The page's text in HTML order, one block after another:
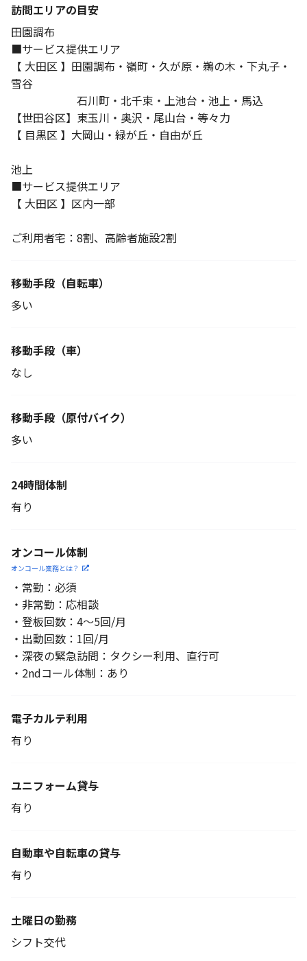
訪問エリアの目安
田園調布
■サービス提供エリア
【 大田区 】田園調布・嶺町・久が原・鵜の木・下丸子・
雪谷
石川町・北千束・上池台・池上・馬込
【世田谷区】東玉川・奥沢・尾山台・等々力
【 目黒区 】大岡山・緑が丘・自由が丘
池上
■サービス提供エリア
【 大田区 】区内一部
ご利用者宅：8割、高齢者施設2割
移動手段 （自転車）
多い
移動手段（車）
なし
移動手段 （原付バイク）
多い
24時間体制
有り
オンコール体制
オンコール業務とは？
・常勤：必須
・非常勤：応相談
・登板回数：4～5回/月
・出動回数：1回/月
・深夜の緊急訪問：タクシー利用、直行可
・2ndコール体制：あり
電子カルテ利用
有り
ユニフォーム貸与
有り
自動車や自転車の貸与
有り
土曜日の勤務
シフト交代